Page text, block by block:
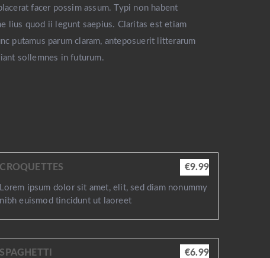
facer possim assum. Typi non habent
lius quod ii legunt saepius. Claritas est etiam
putamus parum claram, anteposuerit litterarum
sollemnes in futurum.
CROQUETTES €9.99
Lorem ipsum dolor sit amet, elit, sed diam nonummy
nibh euismod tincidunt ut laoreet
SPAGHETTI €6.99